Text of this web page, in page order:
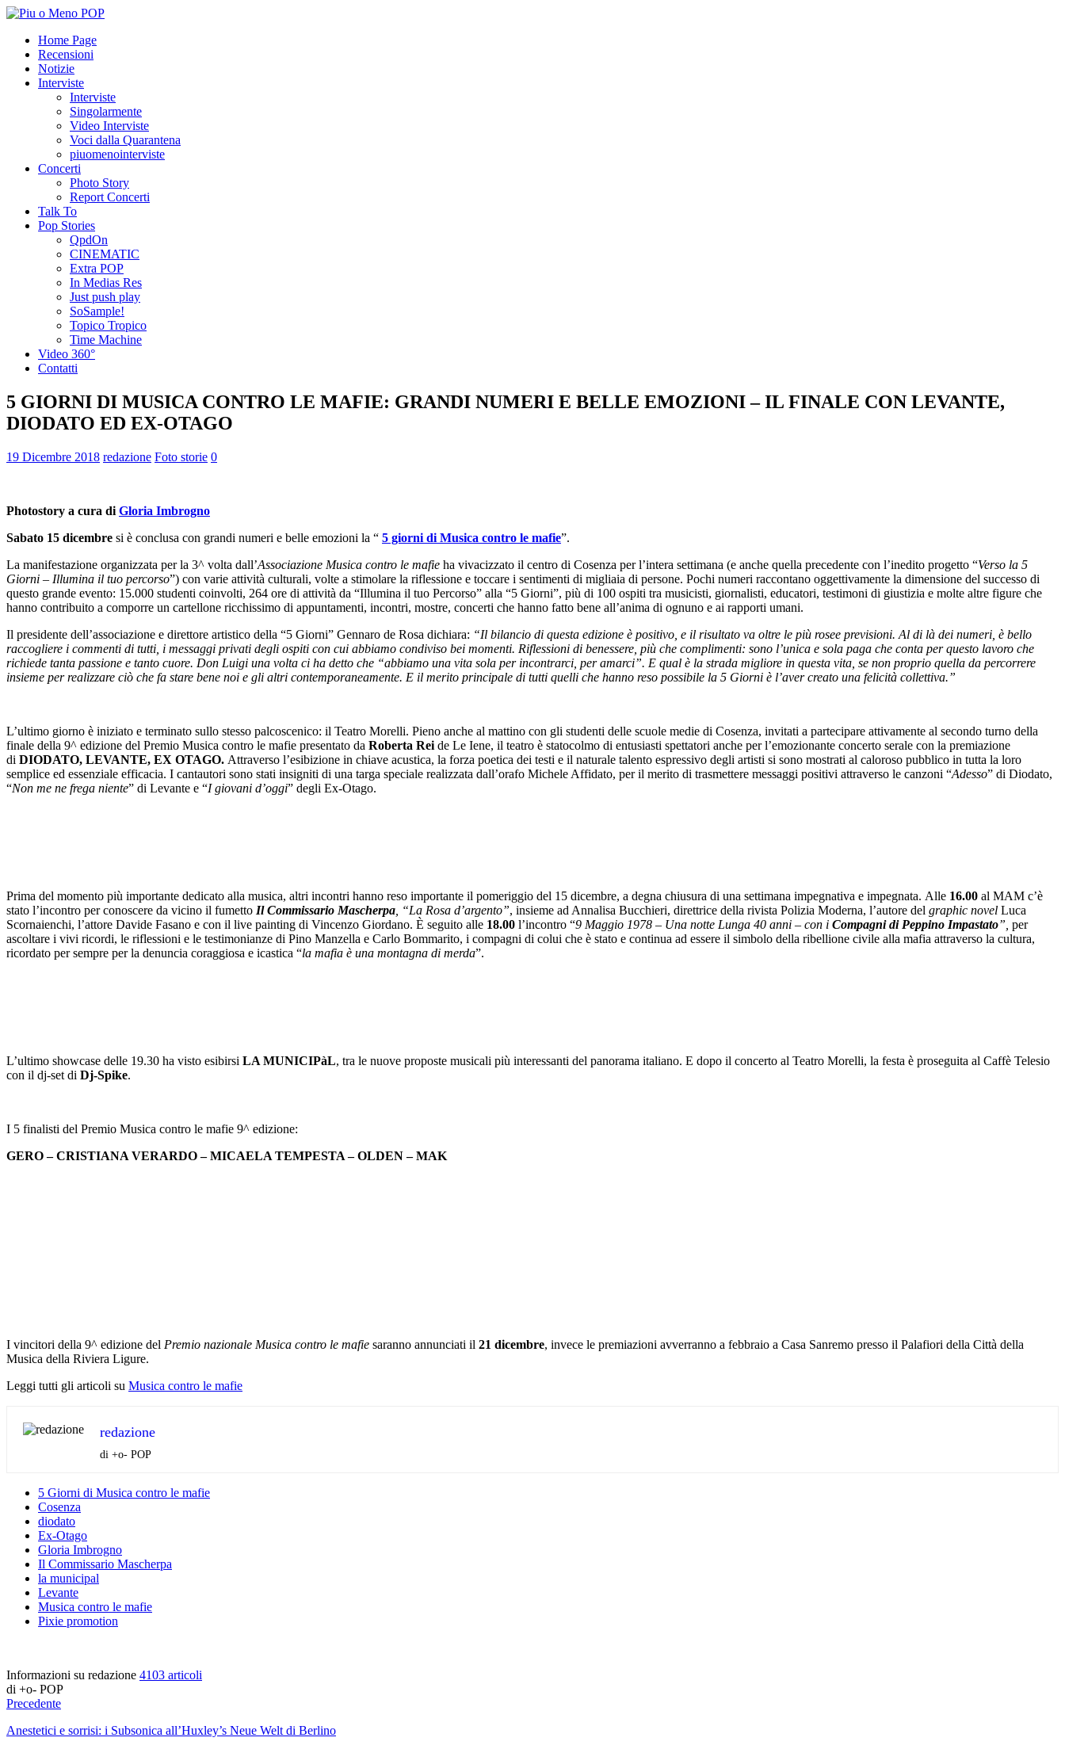
Home Page
Recensioni
Notizie
Interviste
Interviste
Singolarmente
Video Interviste
Voci dalla Quarantena
piuomenointerviste
Concerti
Photo Story
Report Concerti
Talk To
Pop Stories
QpdOn
CINEMATIC
Extra POP
In Medias Res
Just push play
SoSample!
Topico Tropico
Time Machine
Video 360°
Contatti
5 GIORNI DI MUSICA CONTRO LE MAFIE: GRANDI NUMERI E BELLE EMOZIONI – IL FINALE CON LEVANTE,
DIODATO ED EX-OTAGO
19 Dicembre 2018 redazione Foto storie 0
Photostory a cura di Gloria Imbrogno
Sabato 15 dicembre si è conclusa con grandi numeri e belle emozioni la “ 5 giorni di Musica contro le mafie”.
La manifestazione organizzata per la 3^ volta dall’Associazione Musica contro le mafie ha vivacizzato il centro di Cosenza per l’intera settimana (e anche quella precedente con l’inedito progetto “Verso la 5
Giorni – Illumina il tuo percorso”) con varie attività culturali, volte a stimolare la riflessione e toccare i sentimenti di migliaia di persone. Pochi numeri raccontano oggettivamente la dimensione del successo di
questo grande evento: 15.000 studenti coinvolti, 264 ore di attività da “Illumina il tuo Percorso” alla “5 Giorni”, più di 100 ospiti tra musicisti, giornalisti, educatori, testimoni di giustizia e molte altre figure che
hanno contribuito a comporre un cartellone ricchissimo di appuntamenti, incontri, mostre, concerti che hanno fatto bene all’anima di ognuno e ai rapporti umani.
Il presidente dell’associazione e direttore artistico della “5 Giorni” Gennaro de Rosa dichiara: “Il bilancio di questa edizione è positivo, e il risultato va oltre le più rosee previsioni. Al di là dei numeri, è bello
raccogliere i commenti di tutti, i messaggi privati degli ospiti con cui abbiamo condiviso bei momenti. Riflessioni di benessere, più che complimenti: sono l’unica e sola paga che conta per questo lavoro che
richiede tanta passione e tanto cuore. Don Luigi una volta ci ha detto che “abbiamo una vita sola per incontrarci, per amarci”. E qual è la strada migliore in questa vita, se non proprio quella da percorrere
insieme per realizzare ciò che fa stare bene noi e gli altri contemporaneamente. E il merito principale di tutti quelli che hanno reso possibile la 5 Giorni è l’aver creato una felicità collettiva.”
L’ultimo giorno è iniziato e terminato sullo stesso palcoscenico: il Teatro Morelli. Pieno anche al mattino con gli studenti delle scuole medie di Cosenza, invitati a partecipare attivamente al secondo turno della
finale della 9^ edizione del Premio Musica contro le mafie presentato da Roberta Rei de Le Iene, il teatro è statocolmo di entusiasti spettatori anche per l’emozionante concerto serale con la premiazione
di DIODATO, LEVANTE, EX OTAGO. Attraverso l’esibizione in chiave acustica, la forza poetica dei testi e il naturale talento espressivo degli artisti si sono mostrati al caloroso pubblico in tutta la loro
semplice ed essenziale efficacia. I cantautori sono stati insigniti di una targa speciale realizzata dall’orafo Michele Affidato, per il merito di trasmettere messaggi positivi attraverso le canzoni “Adesso” di Diodato,
“Non me ne frega niente” di Levante e “I giovani d’oggi” degli Ex-Otago.
Prima del momento più importante dedicato alla musica, altri incontri hanno reso importante il pomeriggio del 15 dicembre, a degna chiusura di una settimana impegnativa e impegnata. Alle 16.00 al MAM c’è
stato l’incontro per conoscere da vicino il fumetto Il Commissario Mascherpa , “La Rosa d’argento”, insieme ad Annalisa Bucchieri, direttrice della rivista Polizia Moderna, l’autore del graphic novel Luca
Scornaienchi, l’attore Davide Fasano e con il live painting di Vincenzo Giordano. È seguito alle 18.00 l’incontro “9 Maggio 1978 – Una notte Lunga 40 anni – con i Compagni di Peppino Impastato”, per
ascoltare i vivi ricordi, le riflessioni e le testimonianze di Pino Manzella e Carlo Bommarito, i compagni di colui che è stato e continua ad essere il simbolo della ribellione civile alla mafia attraverso la cultura,
ricordato per sempre per la denuncia coraggiosa e icastica “la mafia è una montagna di merda”.
L’ultimo showcase delle 19.30 ha visto esibirsi LA MUNICIPàL, tra le nuove proposte musicali più interessanti del panorama italiano. E dopo il concerto al Teatro Morelli, la festa è proseguita al Caffè Telesio
con il dj-set di Dj-Spike.
I 5 finalisti del Premio Musica contro le mafie 9^ edizione:
GERO – CRISTIANA VERARDO – MICAELA TEMPESTA – OLDEN – MAK
I vincitori della 9^ edizione del Premio nazionale Musica contro le mafie saranno annunciati il 21 dicembre, invece le premiazioni avverranno a febbraio a Casa Sanremo presso il Palafiori della Città della
Musica della Riviera Ligure.
Leggi tutti gli articoli su Musica contro le mafie
redazione
di +o- POP
5 Giorni di Musica contro le mafie
Cosenza
diodato
Ex-Otago
Gloria Imbrogno
Il Commissario Mascherpa
la municipal
Levante
Musica contro le mafie
Pixie promotion
Informazioni su redazione 4103 articoli
di +o- POP
Precedente
Anestetici e sorrisi: i Subsonica all’Huxley’s Neue Welt di Berlino